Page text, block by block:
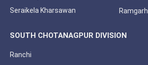
Seraikela Kharsawan
Ramgarh
SOUTH CHOTANAGPUR DIVISION
Ranchi